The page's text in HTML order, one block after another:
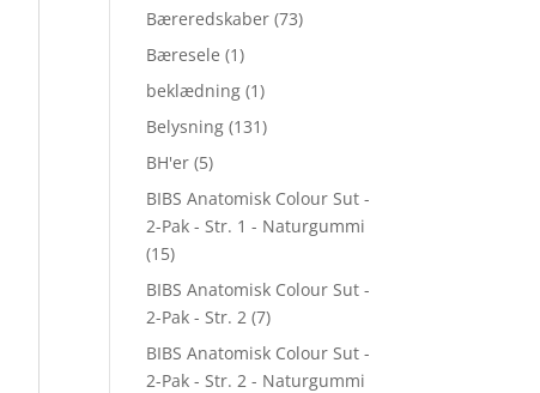
Bæreredskaber (73)
Bæresele (1)
beklædning (1)
Belysning (131)
BH'er (5)
BIBS Anatomisk Colour Sut -
2-Pak - Str. 1 - Naturgummi
(15)
BIBS Anatomisk Colour Sut -
2-Pak - Str. 2 (7)
BIBS Anatomisk Colour Sut -
2-Pak - Str. 2 - Naturgummi